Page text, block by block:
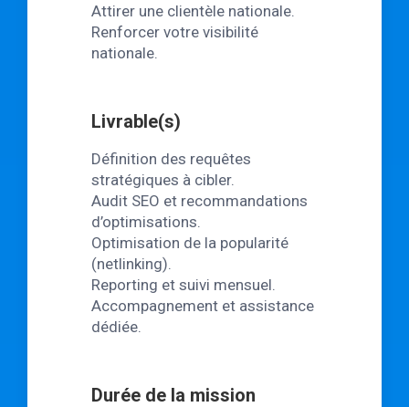
Attirer une clientèle nationale.
Renforcer votre visibilité
nationale.
Livrable(s)
Définition des requêtes
stratégiques à cibler.
Audit SEO et recommandations
d’optimisations.
Optimisation de la popularité
(netlinking).
Reporting et suivi mensuel.
Accompagnement et assistance
dédiée.
Durée de la mission